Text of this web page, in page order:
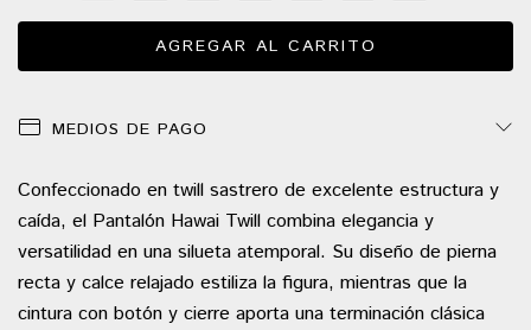
MEDIOS DE PAGO
Confeccionado en twill sastrero de excelente estructura y
caída, el Pantalón Hawai Twill combina elegancia y
versatilidad en una silueta atemporal. Su diseño de pierna
recta y calce relajado estiliza la figura, mientras que la
cintura con botón y cierre aporta una terminación clásica